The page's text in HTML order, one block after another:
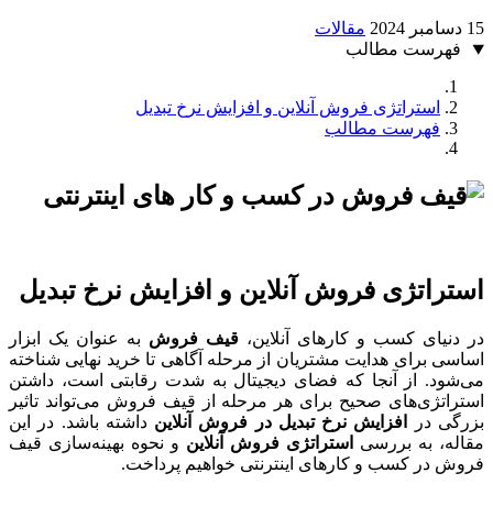
15 دسامبر 2024
مقالات
فهرست مطالب
استراتژی فروش آنلاین و افزایش نرخ تبدیل
فهرست مطالب
استراتژی فروش آنلاین و افزایش نرخ تبدیل
در دنیای کسب و کارهای آنلاین، قیف فروش به عنوان یک ابزار
اساسی برای هدایت مشتریان از مرحله آگاهی تا خرید نهایی شناخته
می‌شود. از آنجا که فضای دیجیتال به شدت رقابتی است، داشتن
استراتژی‌های صحیح برای هر مرحله از قیف فروش می‌تواند تاثیر
بزرگی در
افزایش نرخ تبدیل در فروش آنلاین داشته باشد. در این
مقاله، به بررسی
استراتژی فروش آنلاین و نحوه بهینه‌سازی قیف
فروش در کسب و کارهای اینترنتی خواهیم پرداخت.